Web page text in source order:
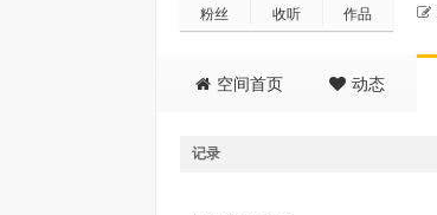
粉丝 收听 作品
空间首页 动态
记录